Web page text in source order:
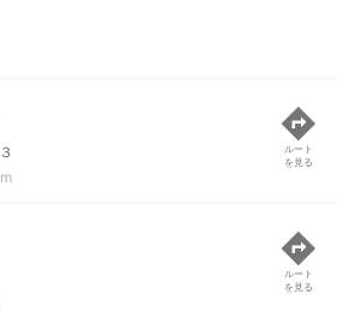
ルート
を見る
ルート
を見る